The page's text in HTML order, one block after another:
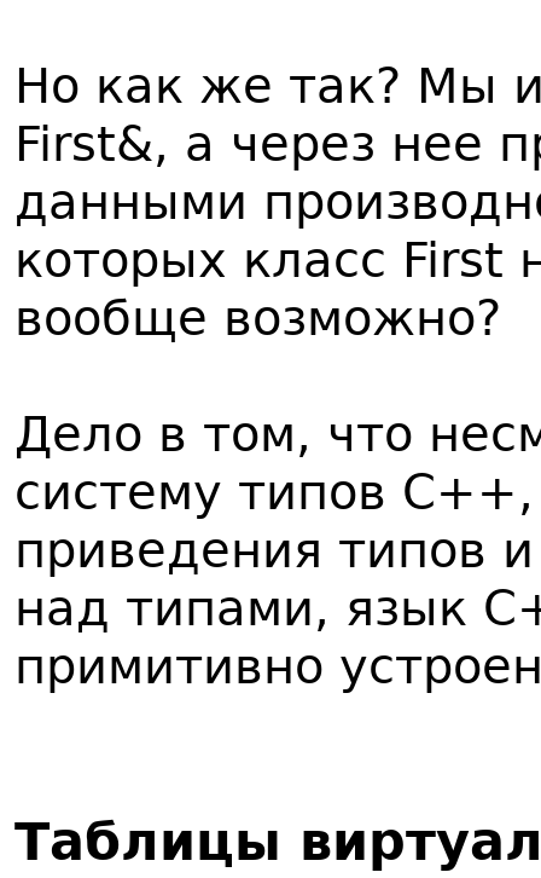
Но как же так? Мы
First&, а через нее
данными
которых класс First
вообще возможно?
Дело в том, что
систему типов
приведения типов
над типами, язык
примитивно
Таблицы